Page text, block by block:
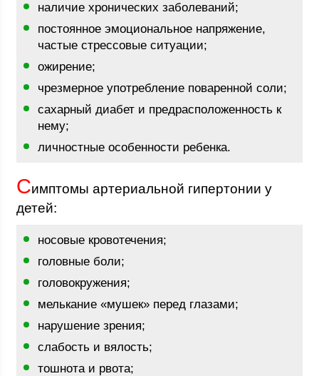
наличие хронических заболеваний;
постоянное эмоциональное напряжение,
частые стрессовые ситуации;
ожирение;
чрезмерное употребление поваренной соли;
сахарный диабет и предрасположенность к
нему;
личностные особенности ребенка.
Симптомы артериальной гипертонии у
детей:
носовые кровотечения;
головные боли;
головокружения;
мелькание «мушек» перед глазами;
нарушение зрения;
слабость и вялость;
тошнота и рвота;